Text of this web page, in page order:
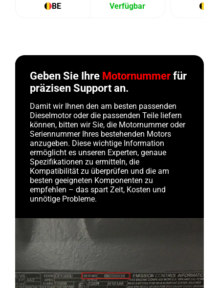
BE Verfügbar
Geben Sie Ihre Motornummer für
präzisen Support an.
Damit wir Ihnen den am besten passenden
Dieselmotor oder die passenden Teile liefern
können, bitten wir Sie, die Motornummer oder
Seriennummer Ihres bestehenden Motors
anzugeben. Diese wichtige Information
ermöglicht es unseren Experten, genaue
Spezifikationen zu ermitteln, die
Kompatibilität zu überprüfen und die am
besten geeigneten Komponenten zu
empfehlen – das spart Zeit, Kosten und
unnötige Probleme.